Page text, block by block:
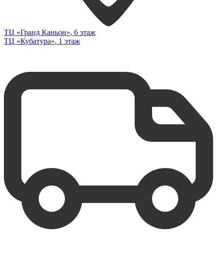
ТЦ «Гранд Каньон», 6 этаж
ТЦ «Кубатура», 1 этаж